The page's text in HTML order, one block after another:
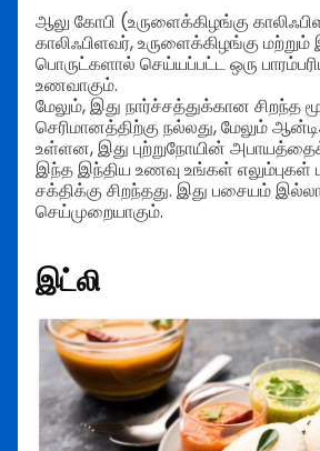
ஆலு கோபி (உருளைக்கிழங்கு
காலிஃபிளவர், உருளைக்கிழங்கு
பொருட்களால் செய்யப்பட்ட ஒரு
உணவாகும்.
மேலும், இது நார்ச்சத்துக்கான சிறந்த
செரிமானத்திற்கு நல்லது, மேலும்
உள்ளன, இது புற்றுநோயின்
இந்த இந்திய உணவு உங்கள் எலும்புகள்
சக்திக்கு சிறந்தது. இது பசையம்
செய்முறையாகும்.
இட்லி